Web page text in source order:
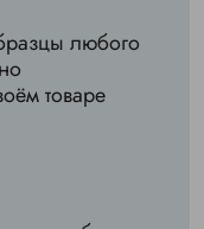
любого
товаре